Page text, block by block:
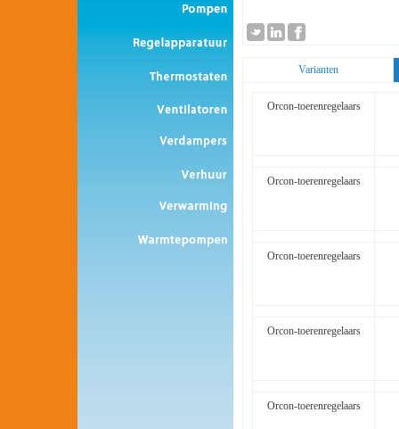
Varianten
Orcon-toerenregelaars
Orcon-toerenregelaars
Orcon-toerenregelaars
Orcon-toerenregelaars
Orcon-toerenregelaars